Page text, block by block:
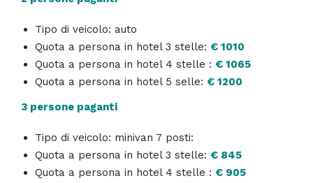
Tipo di veicolo: auto
Quota a persona in hotel 3 stelle: € 1010
Quota a persona in hotel 4 stelle : € 1065
Quota a persona in hotel 5 selle: € 1200
3 persone paganti
Tipo di veicolo: minivan 7 posti:
Quota a persona in hotel 3 stelle: € 845
Quota a persona in hotel 4 stelle : € 905